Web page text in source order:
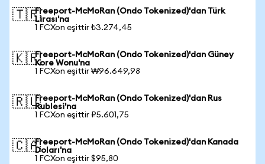
🇹🇷Freeport-McMoRan (Ondo Tokenized)'dan Türk
Lirası'na
1 FCXon eşittir ₺3.274,45
🇰🇷Freeport-McMoRan (Ondo Tokenized)'dan Güney
Kore Wonu'na
1 FCXon eşittir ₩96.649,98
🇷🇺Freeport-McMoRan (Ondo Tokenized)'dan Rus
Rublesi'na
1 FCXon eşittir ₽5.601,75
🇨🇦Freeport-McMoRan (Ondo Tokenized)'dan Kanada
Doları'na
1 FCXon eşittir $95,80